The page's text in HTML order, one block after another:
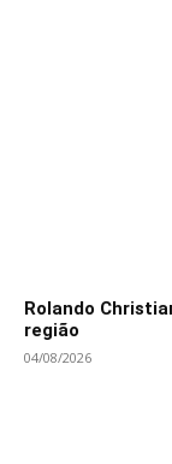
Rolando
região
04/08/2026